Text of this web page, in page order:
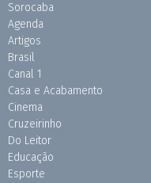
Sorocaba
Agenda
Artigos
Brasil
Canal 1
Casa e Acabamento
Cinema
Cruzeirinho
Do Leitor
Educação
Esporte